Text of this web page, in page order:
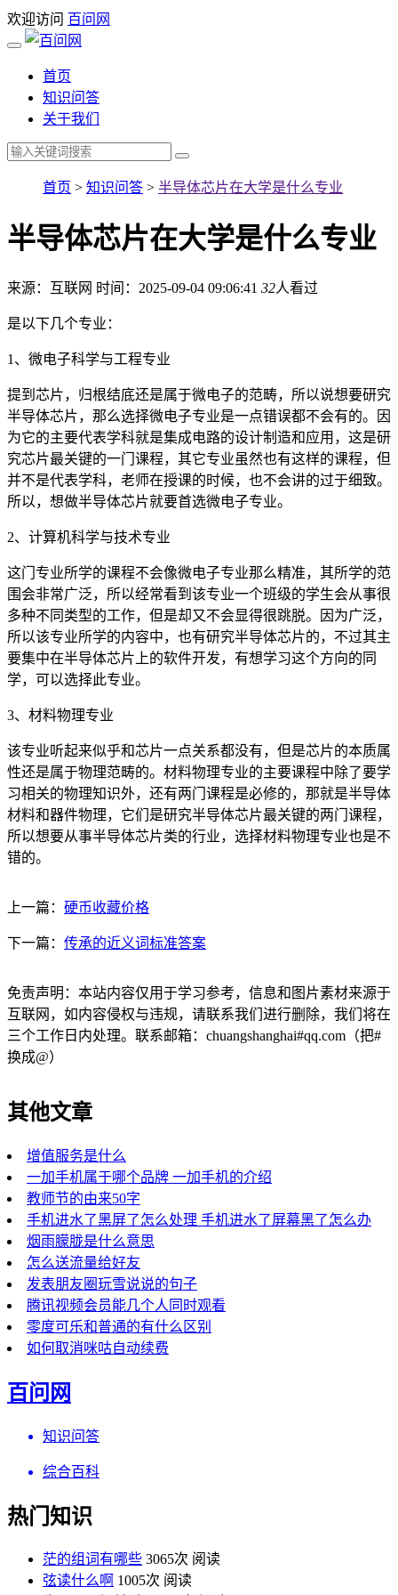
欢迎访问 百问网
首页
知识问答
关于我们
首页 > 知识问答 > 半导体芯片在大学是什么专业
半导体芯片在大学是什么专业
来源：互联网 时间：2025-09-04 09:06:41 32人看过
是以下几个专业：
1、微电子科学与工程专业
提到芯片，归根结底还是属于微电子的范畴，所以说想要研究
半导体芯片，那么选择微电子专业是一点错误都不会有的。因
为它的主要代表学科就是集成电路的设计制造和应用，这是研
究芯片最关键的一门课程，其它专业虽然也有这样的课程，但
并不是代表学科，老师在授课的时候，也不会讲的过于细致。
所以，想做半导体芯片就要首选微电子专业。
2、计算机科学与技术专业
这门专业所学的课程不会像微电子专业那么精准，其所学的范
围会非常广泛，所以经常看到该专业一个班级的学生会从事很
多种不同类型的工作，但是却又不会显得很跳脱。因为广泛，
所以该专业所学的内容中，也有研究半导体芯片的，不过其主
要集中在半导体芯片上的软件开发，有想学习这个方向的同
学，可以选择此专业。
3、材料物理专业
该专业听起来似乎和芯片一点关系都没有，但是芯片的本质属
性还是属于物理范畴的。材料物理专业的主要课程中除了要学
习相关的物理知识外，还有两门课程是必修的，那就是半导体
材料和器件物理，它们是研究半导体芯片最关键的两门课程，
所以想要从事半导体芯片类的行业，选择材料物理专业也是不
错的。
上一篇： 硬币收藏价格
下一篇： 传承的近义词标准答案
免责声明：本站内容仅用于学习参考，信息和图片素材来源于
互联网，如内容侵权与违规，请联系我们进行删除，我们将在
三个工作日内处理。联系邮箱：chuangshanghai#qq.com（把#
换成@）
其他文章
增值服务是什么
一加手机属于哪个品牌 一加手机的介绍
教师节的由来50字
手机进水了黑屏了怎么处理 手机进水了屏幕黑了怎么办
烟雨朦胧是什么意思
怎么送流量给好友
发表朋友圈玩雪说说的句子
腾讯视频会员能几个人同时观看
零度可乐和普通的有什么区别
如何取消咪咕自动续费
百问网
知识问答
综合百科
热门知识
茫的组词有哪些 3065次 阅读
弦读什么啊 1005次 阅读